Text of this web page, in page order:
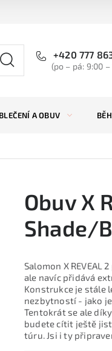
+420 777
(po – pá: 9:00 –
A OBUV
Obuv X
Shade/
Salomon X
ale navíc přidává
Konstrukce je stále
nezbytností - jako
Tentokrát se ale
budete cítit ještě
túru. Jsi i ty